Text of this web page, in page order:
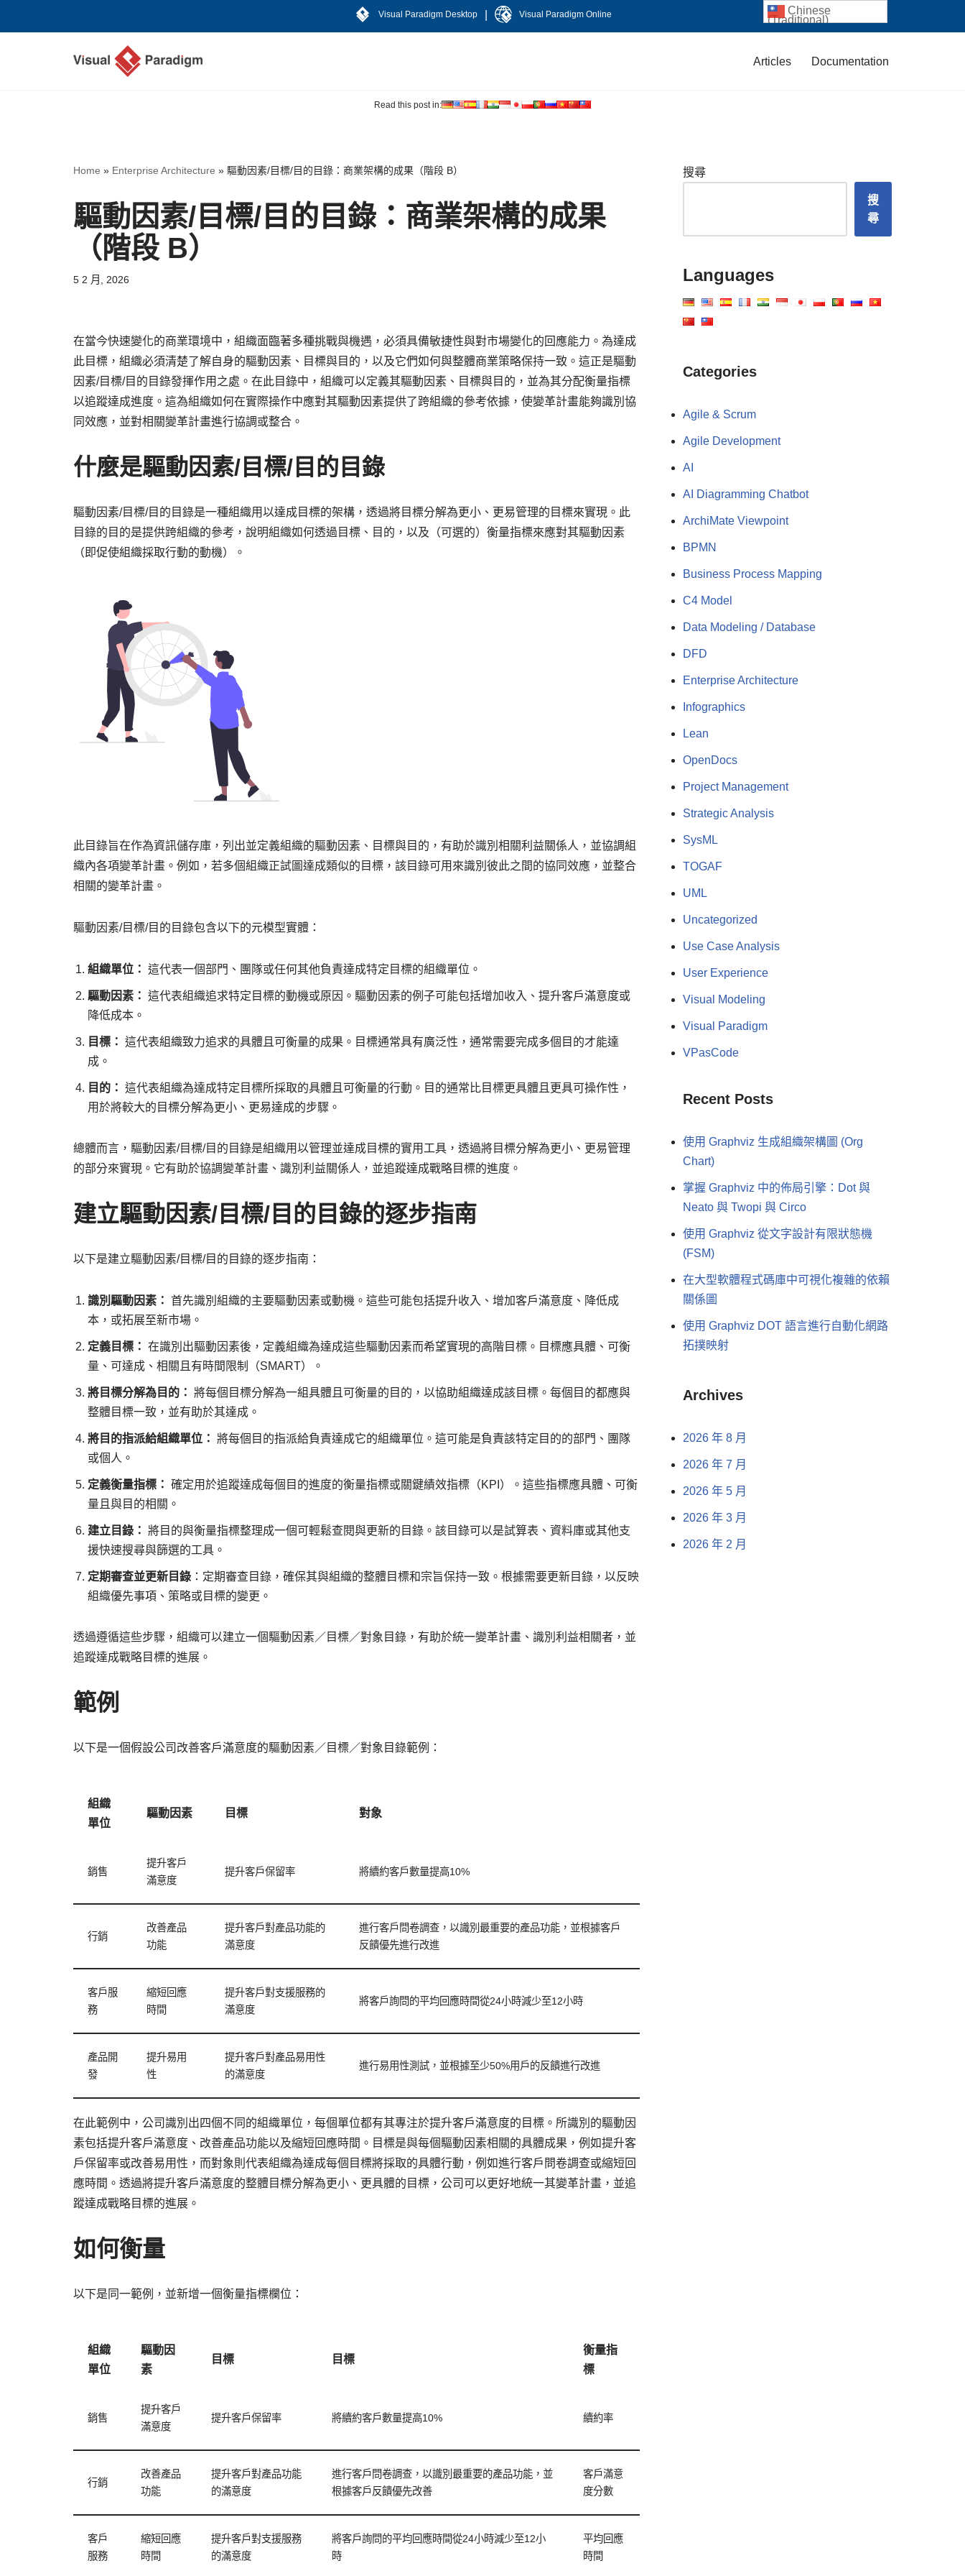
Visual Paradigm Desktop Visual Paradigm Online
Articles Documentation
Read this post in:
Home » Enterprise Architecture » 驅動因素/目標/目的目錄：商業架構的成果（階段 B）
驅動因素/目標/目的目錄：商業架構的成果
（階段 B）
5 2 月, 2026
在當今快速變化的商業環境中，組織面臨著多種挑戰與機遇，必須具備敏捷性與對市場變化的回應能力。為達成
此目標，組織必須清楚了解自身的驅動因素、目標與目的，以及它們如何與整體商業策略保持一致。這正是驅動
因素/目標/目的目錄發揮作用之處。在此目錄中，組織可以定義其驅動因素、目標與目的，並為其分配衡量指標
以追蹤達成進度。這為組織如何在實際操作中應對其驅動因素提供了跨組織的參考依據，使變革計畫能夠識別協
同效應，並對相關變革計畫進行協調或整合。
什麼是驅動因素/目標/目的目錄
驅動因素/目標/目的目錄是一種組織用以達成目標的架構，透過將目標分解為更小、更易管理的目標來實現。此
目錄的目的是提供跨組織的參考，說明組織如何透過目標、目的，以及（可選的）衡量指標來應對其驅動因素
（即促使組織採取行動的動機）。
此目錄旨在作為資訊儲存庫，列出並定義組織的驅動因素、目標與目的，有助於識別相關利益關係人，並協調組
織內各項變革計畫。例如，若多個組織正試圖達成類似的目標，該目錄可用來識別彼此之間的協同效應，並整合
相關的變革計畫。
驅動因素/目標/目的目錄包含以下的元模型實體：
組織單位： 這代表一個部門、團隊或任何其他負責達成特定目標的組織單位。
驅動因素： 這代表組織追求特定目標的動機或原因。驅動因素的例子可能包括增加收入、提升客戶滿意度或
降低成本。
目標： 這代表組織致力追求的具體且可衡量的成果。目標通常具有廣泛性，通常需要完成多個目的才能達
成。
目的： 這代表組織為達成特定目標所採取的具體且可衡量的行動。目的通常比目標更具體且更具可操作性，
用於將較大的目標分解為更小、更易達成的步驟。
總體而言，驅動因素/目標/目的目錄是組織用以管理並達成目標的實用工具，透過將目標分解為更小、更易管理
的部分來實現。它有助於協調變革計畫、識別利益關係人，並追蹤達成戰略目標的進度。
建立驅動因素/目標/目的目錄的逐步指南
以下是建立驅動因素/目標/目的目錄的逐步指南：
識別驅動因素： 首先識別組織的主要驅動因素或動機。這些可能包括提升收入、增加客戶滿意度、降低成
本，或拓展至新市場。
定義目標： 在識別出驅動因素後，定義組織為達成這些驅動因素而希望實現的高階目標。目標應具體、可衡
量、可達成、相關且有時間限制（SMART）。
將目標分解為目的： 將每個目標分解為一組具體且可衡量的目的，以協助組織達成該目標。每個目的都應與
整體目標一致，並有助於其達成。
將目的指派給組織單位： 將每個目的指派給負責達成它的組織單位。這可能是負責該特定目的的部門、團隊
或個人。
定義衡量指標： 確定用於追蹤達成每個目的進度的衡量指標或關鍵績效指標（KPI）。這些指標應具體、可衡
量且與目的相關。
建立目錄： 將目的與衡量指標整理成一個可輕鬆查閱與更新的目錄。該目錄可以是試算表、資料庫或其他支
援快速搜尋與篩選的工具。
定期審查並更新目錄 ：定期審查目錄，確保其與組織的整體目標和宗旨保持一致。根據需要更新目錄，以反映
組織優先事項、策略或目標的變更。
透過遵循這些步驟，組織可以建立一個驅動因素／目標／對象目錄，有助於統一變革計畫、識別利益相關者，並
追蹤達成戰略目標的進展。
範例
以下是一個假設公司改善客戶滿意度的驅動因素／目標／對象目錄範例：
組織
單位
驅動因素 目標 對象
銷售
提升客戶
滿意度
提升客戶保留率 將續約客戶數量提高10%
行銷
改善產品
功能
提升客戶對產品功能的
滿意度
進行客戶問卷調查，以識別最重要的產品功能，並根據客戶
反饋優先進行改進
客戶服
務
縮短回應
時間
提升客戶對支援服務的
滿意度
將客戶詢問的平均回應時間從24小時減少至12小時
產品開
發
提升易用
性
提升客戶對產品易用性
的滿意度
進行易用性測試，並根據至少50%用戶的反饋進行改進
在此範例中，公司識別出四個不同的組織單位，每個單位都有其專注於提升客戶滿意度的目標。所識別的驅動因
素包括提升客戶滿意度、改善產品功能以及縮短回應時間。目標是與每個驅動因素相關的具體成果，例如提升客
戶保留率或改善易用性，而對象則代表組織為達成每個目標將採取的具體行動，例如進行客戶問卷調查或縮短回
應時間。透過將提升客戶滿意度的整體目標分解為更小、更具體的目標，公司可以更好地統一其變革計畫，並追
蹤達成戰略目標的進展。
如何衡量
以下是同一範例，並新增一個衡量指標欄位：
組織
單位
驅動因
素
目標 目標
衡量指
標
銷售
提升客戶
滿意度
提升客戶保留率 將續約客戶數量提高10% 續約率
行銷
改善產品
功能
提升客戶對產品功能
的滿意度
進行客戶問卷調查，以識別最重要的產品功能，並
根據客戶反饋優先改善
客戶滿意
度分數
客戶
服務
縮短回應
時間
提升客戶對支援服務
的滿意度
將客戶詢問的平均回應時間從24小時減少至12小
時
平均回應
時間
搜尋
搜
尋
Languages
Categories
Agile & Scrum
Agile Development
AI
AI Diagramming Chatbot
ArchiMate Viewpoint
BPMN
Business Process Mapping
C4 Model
Data Modeling / Database
DFD
Enterprise Architecture
Infographics
Lean
OpenDocs
Project Management
Strategic Analysis
SysML
TOGAF
UML
Uncategorized
Use Case Analysis
User Experience
Visual Modeling
Visual Paradigm
VPasCode
Recent Posts
使用 Graphviz 生成組織架構圖 (Org
Chart)
掌握 Graphviz 中的佈局引擎：Dot 與
Neato 與 Twopi 與 Circo
使用 Graphviz 從文字設計有限狀態機
(FSM)
在大型軟體程式碼庫中可視化複雜的依賴
關係圖
使用 Graphviz DOT 語言進行自動化網路
拓撲映射
Archives
2026 年 8 月
2026 年 7 月
2026 年 5 月
2026 年 3 月
2026 年 2 月
Chinese
(Traditional)